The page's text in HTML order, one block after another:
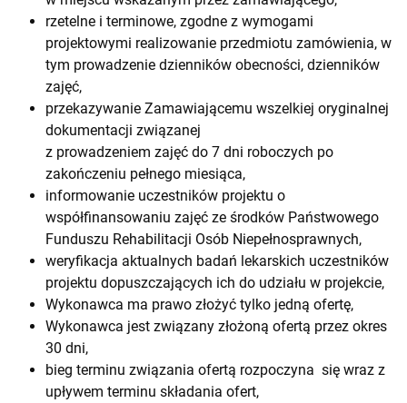
rzetelne i terminowe, zgodne z wymogami
projektowymi realizowanie przedmiotu zamówienia, w
tym prowadzenie dzienników obecności, dzienników
zajęć,
przekazywanie Zamawiającemu wszelkiej oryginalnej
dokumentacji związanej
z prowadzeniem zajęć do 7 dni roboczych po
zakończeniu pełnego miesiąca,
informowanie uczestników projektu o
współfinansowaniu zajęć ze środków Państwowego
Funduszu Rehabilitacji Osób Niepełnosprawnych,
weryfikacja aktualnych badań lekarskich uczestników
projektu dopuszczających ich do udziału w projekcie,
Wykonawca ma prawo złożyć tylko jedną ofertę,
Wykonawca jest związany złożoną ofertą przez okres
30 dni,
bieg terminu związania ofertą rozpoczyna się wraz z
upływem terminu składania ofert,